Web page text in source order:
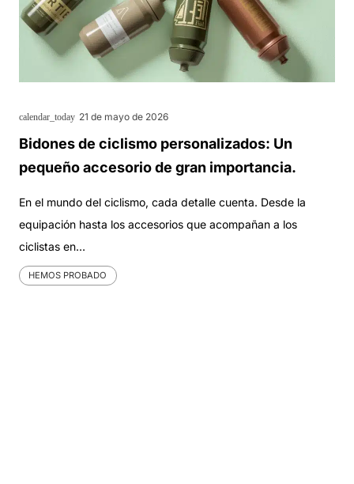
calendar_today 21 de mayo de 2026
Bidones de ciclismo personalizados: Un
pequeño accesorio de gran importancia.
En el mundo del ciclismo, cada detalle cuenta. Desde la
equipación hasta los accesorios que acompañan a los
ciclistas en…
HEMOS PROBADO